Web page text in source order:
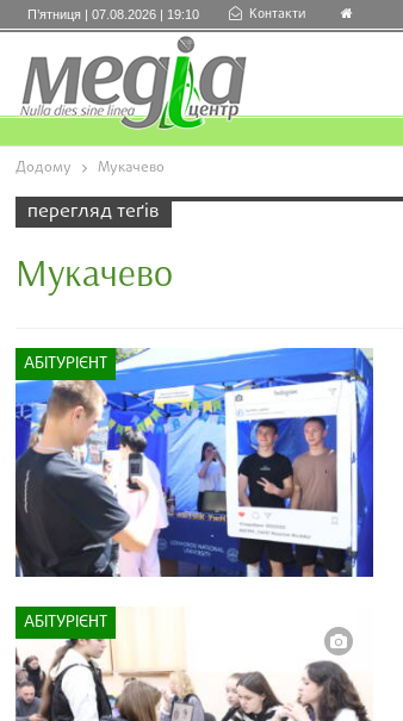
П’ятниця | 07.08.2026 | 19:10 Контакти
Додому Мукачево
перегляд теґів
Мукачево
АБІТУРІЄНТ
АБІТУРІЄНТ